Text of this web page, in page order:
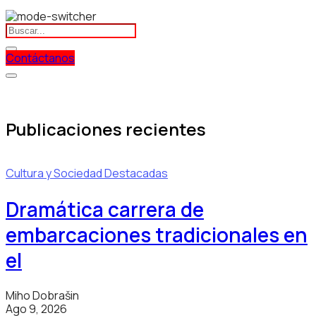
Contáctanos
Publicaciones recientes
Cultura y SociedadDestacadas
Dramática carrera de
embarcaciones tradicionales en
el
Miho Dobrašin
Ago 9, 2026